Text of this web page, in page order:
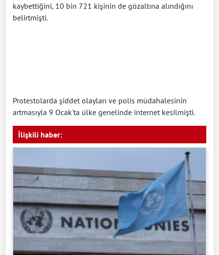
kaybettiğini, 10 bin 721 kişinin de gözaltına alındığını
belirtmişti.
Protestolarda şiddet olayları ve polis müdahalesinin
artmasıyla 9 Ocak'ta ülke genelinde internet kesilmişti.
İlişkili haber: